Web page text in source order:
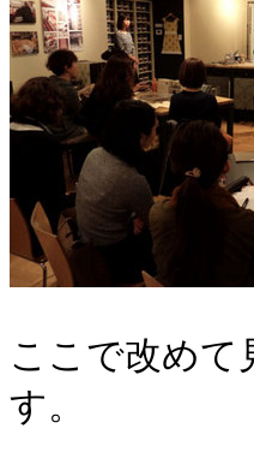
ここで改めて
す。